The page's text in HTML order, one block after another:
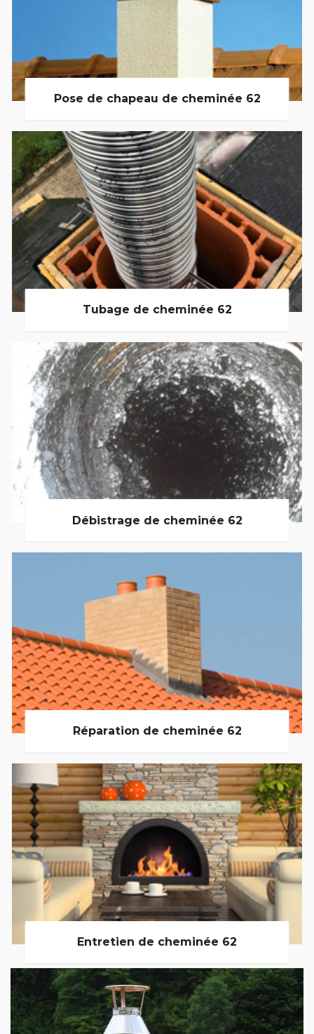
Pose de chapeau de cheminée 62
Tubage de cheminée 62
Débistrage de cheminée 62
Réparation de cheminée 62
Entretien de cheminée 62